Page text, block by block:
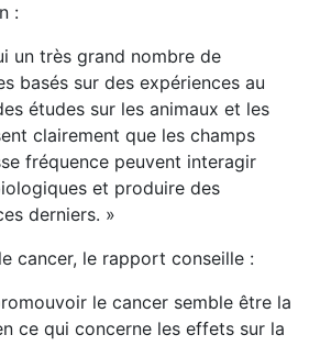
:
un très grand nombre de
basés sur des expériences au
études sur les animaux et les
clairement que les champs
fréquence peuvent interagir
et produire des
derniers. »
cancer, le rapport conseille :
le cancer semble être la
ce qui concerne les effets sur la